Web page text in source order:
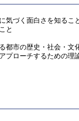
気づく⾯⽩さを知るこ
と
都市の歴史・社会・⽂
プローチするための理